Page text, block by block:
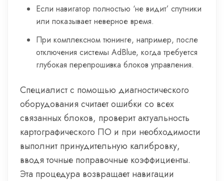
Если навигатор полностью ‘не видит’ спутники
или показывает неверное время.
При комплексном тюнинге, например, после
отключения системы AdBlue, когда требуется
глубокая перепрошивка блоков управления.
Специалист с помощью диагностического
оборудования считает ошибки со всех
связанных блоков, проверит актуальность
картографического ПО и при необходимости
выполнит принудительную калибровку,
вводя точные поправочные коэффициенты.
Эта процедура возвращает навигации